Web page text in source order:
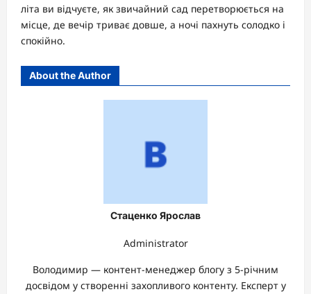
літа ви відчуєте, як звичайний сад перетворюється на
місце, де вечір триває довше, а ночі пахнуть солодко і
спокійно.
About the Author
Стаценко Ярослав
Administrator
Володимир — контент-менеджер блогу з 5-річним
досвідом у створенні захопливого контенту. Експерт у